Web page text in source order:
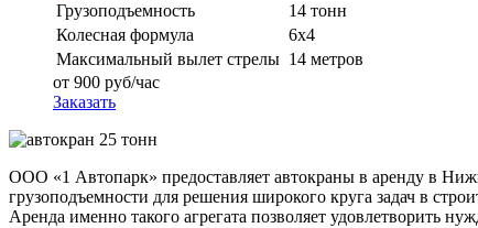
Грузоподъемность
14 тонн
Колесная формула
6х4
Максимальный вылет стрелы 14 метров
от 900 руб/час
Заказать
ООО «1 Автопарк» предоставляет автокраны в аренду в
грузоподъемности для решения широкого круга задач в
Аренда именно такого агрегата позволяет удовлетворить